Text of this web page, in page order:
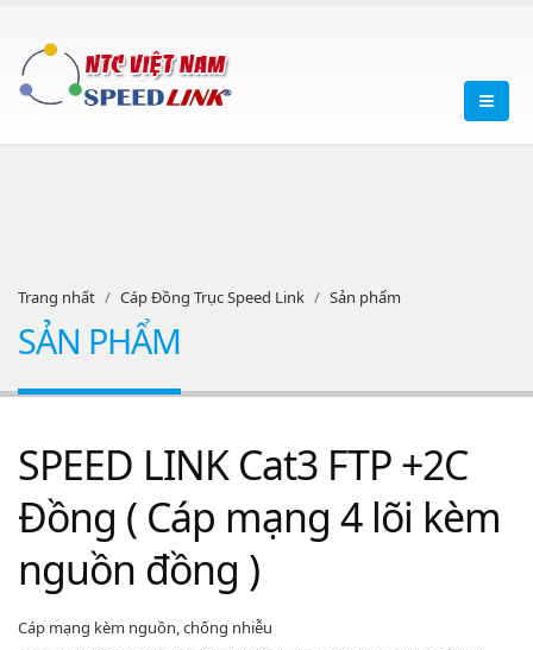
Trang nhất Cáp Đồng Trục Speed Link Sản phẩm
SẢN PHẨM
SPEED LINK Cat3 FTP +2C
Đồng ( Cáp mạng 4 lõi kèm
nguồn đồng )
Cáp mạng kèm nguồn, chống nhiễu